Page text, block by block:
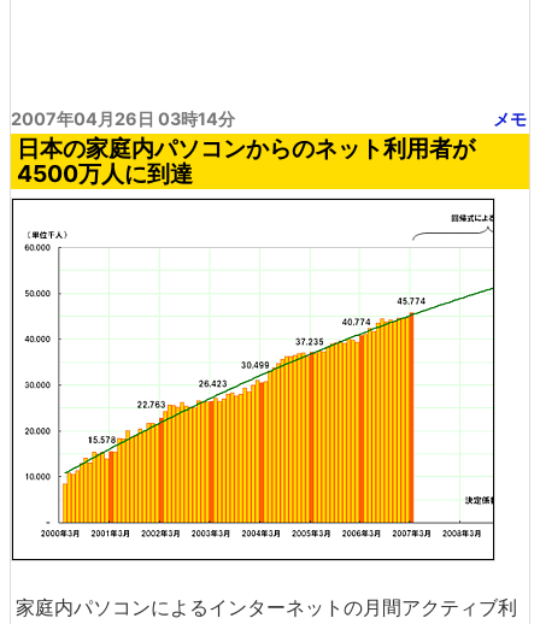
2007年04月26日 03時14分 メモ
日本の家庭内パソコンからのネット利用者が
4500万人に到達
家庭内パソコンによるインターネットの月間アクティブ利